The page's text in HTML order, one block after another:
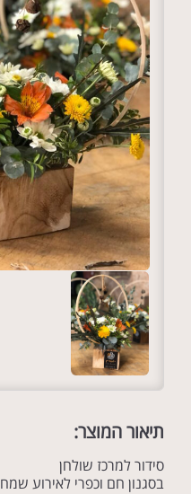
תיאור המוצר:
סידור למרכז שולחן
בסגנון חם וכפרי לאירוע שמח